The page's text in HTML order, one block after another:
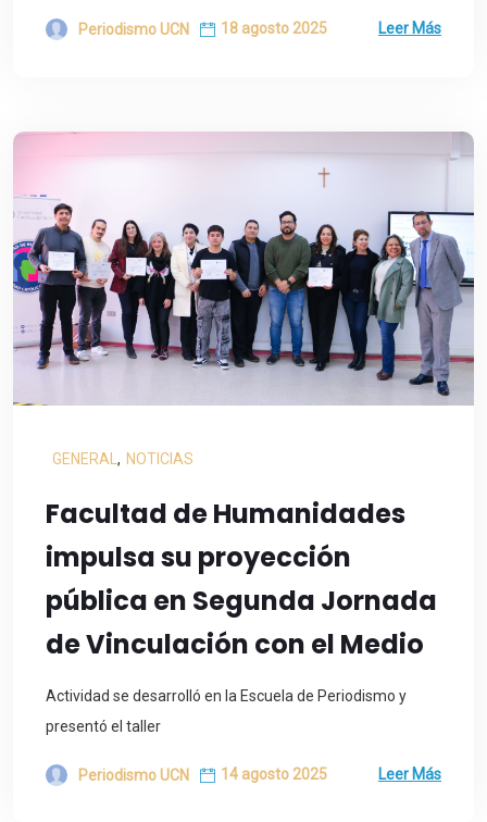
Periodismo UCN 18 agosto 2025 Leer Más
GENERAL , NOTICIAS
Facultad de Humanidades
impulsa su proyección
pública en Segunda Jornada
de Vinculación con el Medio
Actividad se desarrolló en la Escuela de Periodismo y
presentó el taller
Periodismo UCN 14 agosto 2025 Leer Más